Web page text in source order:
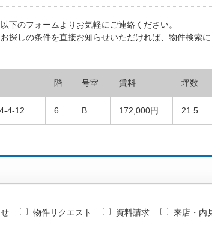
下のフォームよりお気軽にご連絡ください。
探しの条件を直接お知らせいただければ、物件検索
階 号室 賃料 坪数
4-12 6 B 172,000円 21.5
物件リクエスト 資料請求
来店・内